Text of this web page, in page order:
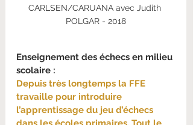
CARLSEN/CARUANA avec Judith
POLGAR - 2018
Enseignement des échecs en milieu
scolaire :
Depuis très longtemps la FFE
travaille pour introduire
l’apprentissage du jeu d’échecs